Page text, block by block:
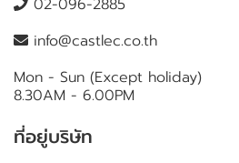
02-096-2885
info@castlec.co.th
Mon - Sun (Except holiday)
8.30AM - 6.00PM
ที่อยู่บริษัท